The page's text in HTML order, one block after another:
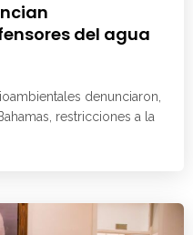
del agua
denunciaron,
restricciones a la